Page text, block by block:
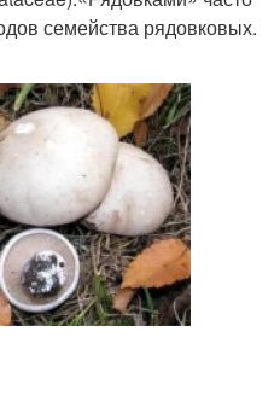
семейства рядовковых.